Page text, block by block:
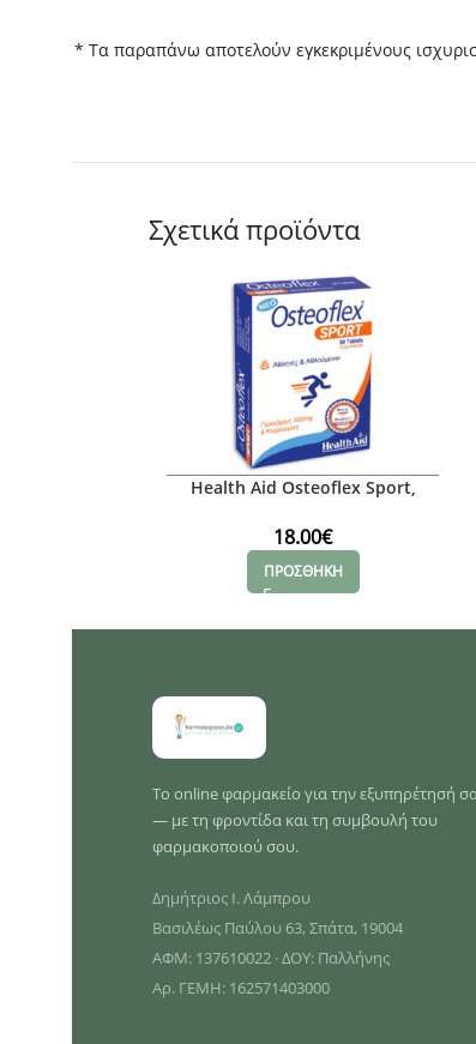
* Tα παραπάνω αποτελούν εγκεκριμένους
Σχετικά προϊόντα
Health Aid Osteoflex Sport,
18.00€
ΠΡΟΣΘΗΚΗ
Το online φαρμακείο για την εξυπηρέτησή
— με τη φροντίδα και τη συμβουλή του
φαρμακοποιού σου.
Δημήτριος Ι. Λάμπρου
Βασιλέως Παύλου 63, Σπάτα, 19004
ΑΦΜ: 137610022 · ΔΟΥ: Παλλήνης
Αρ. ΓΕΜΗ: 162571403000